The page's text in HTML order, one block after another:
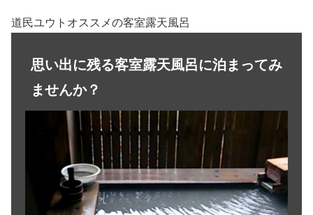
道民ユウトオススメの客室露天風呂
思い出に残る客室露天風呂に泊まってみ
ませんか？